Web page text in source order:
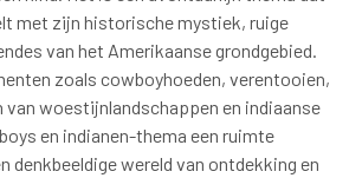
met zijn historische mystiek, ruige
van het Amerikaanse grondgebied.
zoals cowboyhoeden, verentooien,
van woestijnlandschappen en indiaanse
en indianen-thema een ruimte
denkbeeldige wereld van ontdekking en